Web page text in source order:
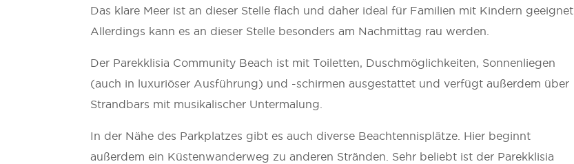
Das klare Meer ist an dieser Stelle flach und daher ideal für Familien mit Kindern geeignet.
Allerdings kann es an dieser Stelle besonders am Nachmittag rau werden.
Der Parekklisia Community Beach ist mit Toiletten, Duschmöglichkeiten, Sonnenliegen
(auch in luxuriöser Ausführung) und -schirmen ausgestattet und verfügt außerdem über
Strandbars mit musikalischer Untermalung.
In der Nähe des Parkplatzes gibt es auch diverse Beachtennisplätze. Hier beginnt
außerdem ein Küstenwanderweg zu anderen Stränden. Sehr beliebt ist der Parekklisia